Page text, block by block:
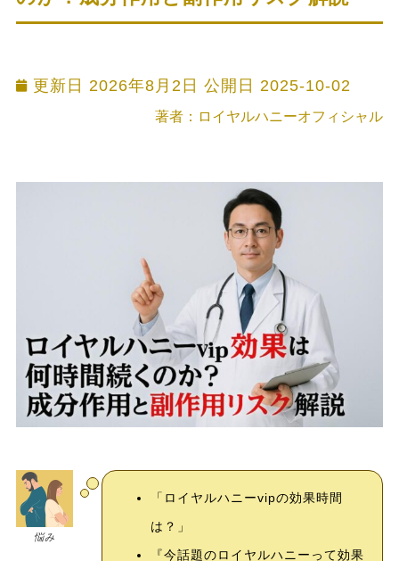
更新日 2026年8月2日 公開日 2025-10-02
著者：ロイヤルハニーオフィシャル
悩み
「ロイヤルハニーvipの効果時間
は？」
『今話題のロイヤルハニーって効果